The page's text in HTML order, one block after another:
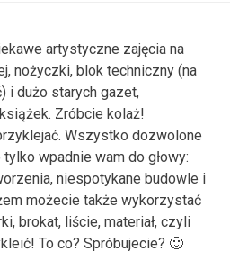
artystyczne zajęcia na
nożyczki, blok techniczny (na
i dużo starych gazet,
Zróbcie kolaż!
Wszystko dozwolone
wpadnie wam do głowy:
niespotykane budowle i
możecie także wykorzystać
brokat, liście, materiał, czyli
To co? Spróbujecie? 🙂